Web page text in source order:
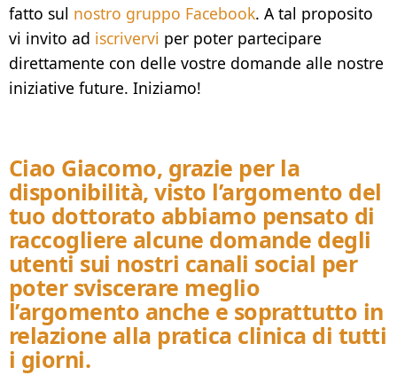
fatto sul nostro gruppo Facebook. A tal proposito
vi invito ad iscrivervi per poter partecipare
direttamente con delle vostre domande alle nostre
iniziative future. Iniziamo!
Ciao Giacomo, grazie per la
disponibilità, visto l’argomento del
tuo dottorato abbiamo pensato di
raccogliere alcune domande degli
utenti sui nostri canali social per
poter sviscerare meglio
l’argomento anche e soprattutto in
relazione alla pratica clinica di tutti
i giorni.